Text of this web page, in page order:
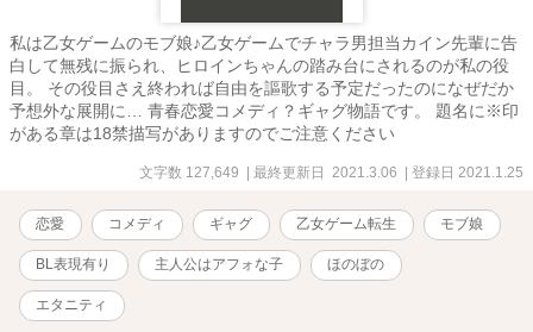
私は乙女ゲームのモブ娘♪乙女ゲームでチャラ男担当カイン先輩に告
白して無残に振られ、ヒロインちゃんの踏み台にされるのが私の役
目。 その役目さえ終われば自由を謳歌する予定だったのになぜだか
予想外な展開に… 青春恋愛コメディ？ギャグ物語です。 題名に※印
がある章は18禁描写がありますのでご注意ください
文字数 127,649 | 最終更新日 2021.3.06 | 登録日 2021.1.25
恋愛 コメディ ギャグ 乙女ゲーム転生 モブ娘
BL表現有り 主人公はアフォな子 ほのぼの
エタニティ